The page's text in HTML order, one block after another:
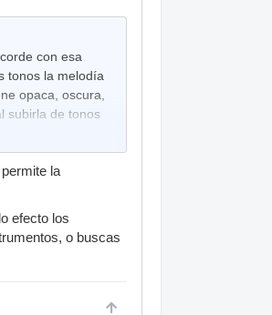
con esa
tonos la melodía
opaca, oscura,
subirla de tonos
la
efecto los
o buscas